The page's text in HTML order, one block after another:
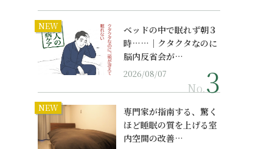
NEW
ベッドの中で眠れず朝３
時……｜クタクタなのに
脳内反省会が…
2026/08/07
No.
NEW
専門家が指南する、驚く
ほど睡眠の質を上げる室
内空間の改善…